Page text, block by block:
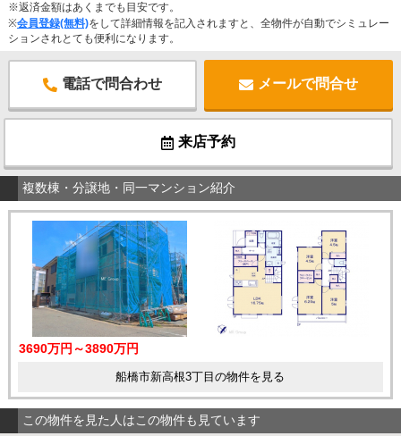
※返済金額はあくまでも目安です。
※会員登録(無料)をして詳細情報を記入されますと、全物件が自動でシミュレー
ションされとても便利になります。
電話で問合わせ メールで問合せ
来店予約
複数棟・分譲地・同一マンション紹介
3690万円～3890万円
船橋市新高根3丁目の物件を見る
この物件を見た人はこの物件も見ています